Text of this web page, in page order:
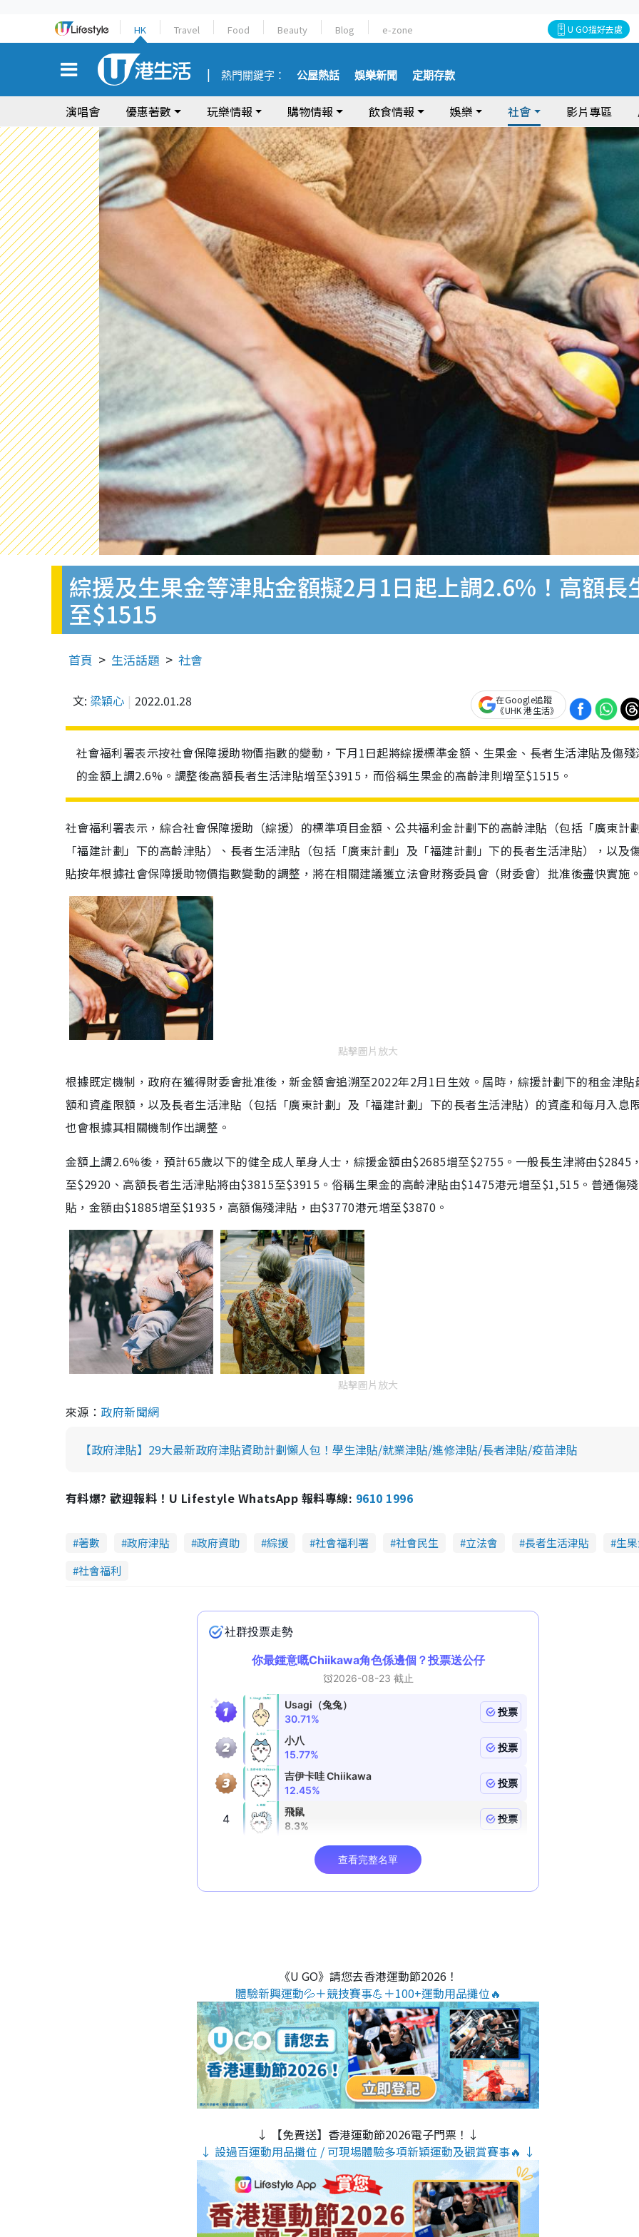
HK Travel Food Beauty Blog e-zone U GO搵好去處
熱門關鍵字： 公屋熱話 娛樂新聞 定期存款
演唱會 優惠著數 玩樂情報 購物情報 飲食情報 娛樂 社會 影片專區
綜援及生果金等津貼金額擬2月1日起上調2.6%！高額
至$1515
首頁 生活話題 社會
文: 梁穎心 2022.01.28
在Google追蹤
《UHK 港生活》
社會福利署表示按社會保障援助物價指數的變動，下月1日起將綜援標準金額、生果金、長者生活津貼及傷殘
的金額上調2.6%。調整後高額長者生活津貼增至$3915，而俗稱生果金的高齡津則增至$1515。
社會福利署表示，綜合社會保障援助（綜援）的標準項目金額、公共福利金計劃下的高齡津貼（包括「廣東計
「福建計劃」下的高齡津貼）、長者生活津貼（包括「廣東計劃」及「福建計劃」下的長者生活津貼），以及
貼按年根據社會保障援助物價指數變動的調整，將在相關建議獲立法會財務委員會（財委會）批准後盡快實施
點擊圖片放大
根據既定機制，政府在獲得財委會批准後，新金額會追溯至2022年2月1日生效。屆時，綜援計劃下的租金津貼
額和資產限額，以及長者生活津貼（包括「廣東計劃」及「福建計劃」下的長者生活津貼）的資產和每月入息
也會根據其相關機制作出調整。
金額上調2.6%後，預計65歲以下的健全成人單身人士，綜援金額由$2685增至$2755。一般長生津將由$2845
至$2920、高額長者生活津貼將由$3815至$3915。俗稱生果金的高齡津貼由$1475港元增至$1,515。普通傷
貼，金額由$1885增至$1935，高額傷殘津貼，由$3770港元增至$3870。
點擊圖片放大
來源： 政府新聞網
【政府津貼】29大最新政府津貼資助計劃懶人包！學生津貼/就業津貼/進修津貼/長者津貼/疫苗津貼
有料爆? 歡迎報料！U Lifestyle WhatsApp 報料專線: 9610 1996
著數 政府津貼 政府資助 綜援 社會福利署 社會民生 立法會 長者生活津貼
生
社會福利
《U GO》請您去香港運動節2026！
體驗新興運動💦＋競技賽事💪＋100+運動用品攤位🔥
↓ 【免費送】香港運動節2026電子門票！↓
↓ 設過百運動用品攤位 / 可現場體驗多項新穎運動及觀賞賽事🔥 ↓